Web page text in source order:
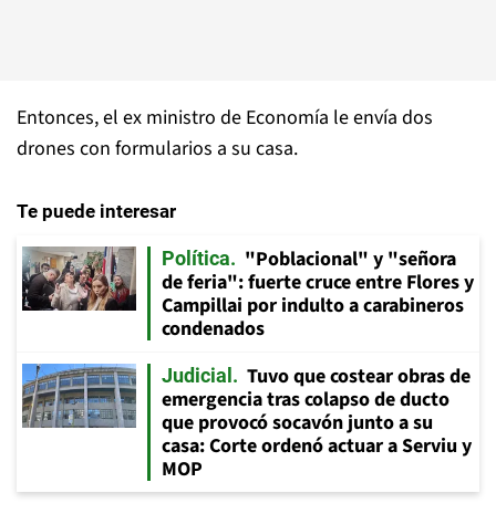
Entonces, el ex ministro de Economía le envía dos
drones con formularios a su casa.
Te puede interesar
Política
"Poblacional" y "señora
de feria": fuerte cruce entre Flores y
Campillai por indulto a carabineros
condenados
Judicial
Tuvo que costear obras de
emergencia tras colapso de ducto
que provocó socavón junto a su
casa: Corte ordenó actuar a Serviu y
MOP